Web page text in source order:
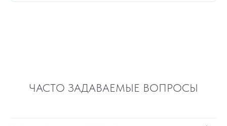
ЧАСТО ЗАДАВАЕМЫЕ ВОПРОСЫ